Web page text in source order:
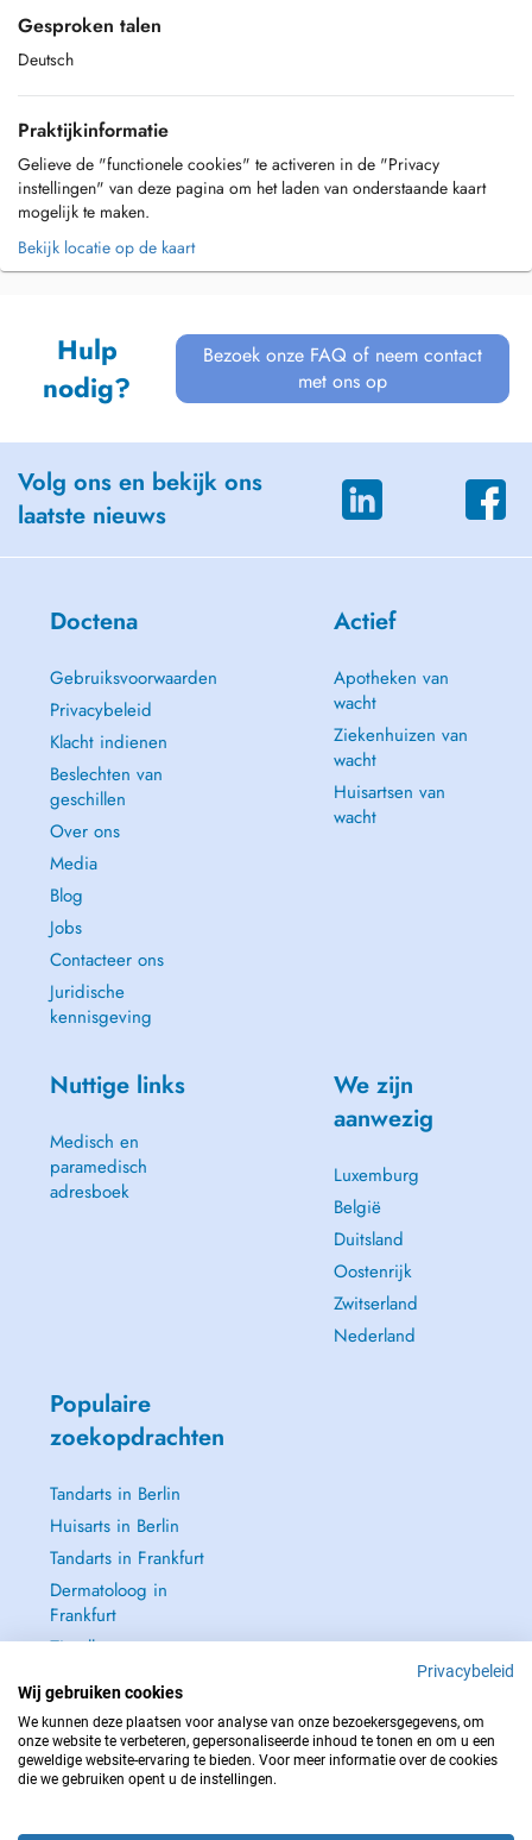
Gesproken talen
Deutsch
Praktijkinformatie
Gelieve de "functionele cookies" te activeren in de "Privacy
instellingen" van deze pagina om het laden van onderstaande kaart
mogelijk te maken.
Bekijk locatie op de kaart
Hulp
nodig?
Bezoek onze FAQ of neem contact
met ons op
Volg ons en bekijk ons
laatste nieuws
Doctena
Gebruiksvoorwaarden
Privacybeleid
Klacht indienen
Beslechten van
geschillen
Over ons
Media
Blog
Jobs
Contacteer ons
Juridische
kennisgeving
Actief
Apotheken van
wacht
Ziekenhuizen van
wacht
Huisartsen van
wacht
Nuttige links
Medisch en
paramedisch
adresboek
We zijn
aanwezig
Luxemburg
België
Duitsland
Oostenrijk
Zwitserland
Nederland
Populaire
zoekopdrachten
Tandarts in Berlin
Huisarts in Berlin
Tandarts in Frankfurt
Dermatoloog in
Frankfurt
Zie alle →
NEEM IN GEVAL VAN NOOD CONTACT OP MET : 112
Privacybeleid
Wij gebruiken cookies
We kunnen deze plaatsen voor analyse van onze bezoekersgegevens, om
onze website te verbeteren, gepersonaliseerde inhoud te tonen en om u een
geweldige website-ervaring te bieden. Voor meer informatie over de cookies
die we gebruiken opent u de instellingen.